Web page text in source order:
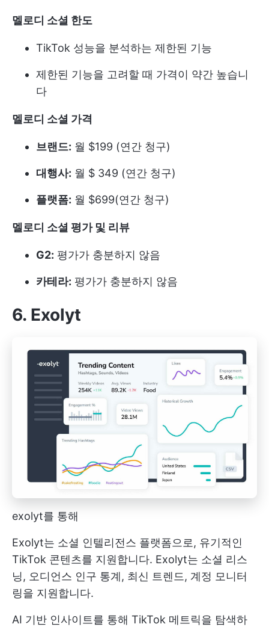
멜로디 소셜 한도
TikTok 성능을 분석하는 제한된 기능
제한된 기능을 고려할 때 가격이 약간 높습니
다
멜로디 소셜 가격
브랜드: 월 $199 (연간 청구)
대행사: 월 $ 349 (연간 청구)
플랫폼: 월 $699(연간 청구)
멜로디 소셜 평가 및 리뷰
G2: 평가가 충분하지 않음
카테라: 평가가 충분하지 않음
6. Exolyt
exolyt를 통해
Exolyt는 소셜 인텔리전스 플랫폼으로, 유기적인
TikTok 콘텐츠를 지원합니다. Exolyt는 소셜 리스
닝, 오디언스 인구 통계, 최신 트렌드, 계정 모니터
링을 지원합니다.
AI 기반 인사이트를 통해 TikTok 메트릭을 탐색하